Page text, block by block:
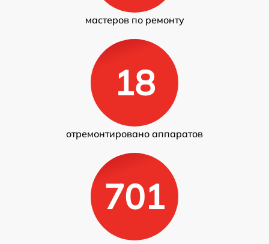
мастеров по ремонту
18
отремонтировано аппаратов
701